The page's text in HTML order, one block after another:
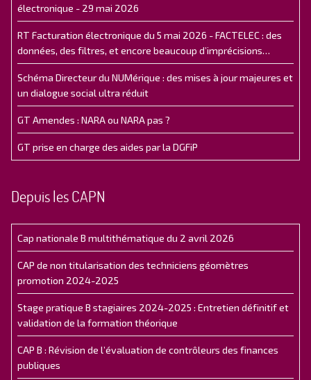
électronique - 29 mai 2026
RT Facturation électronique du 5 mai 2026 - FACTELEC : des
données, des filtres, et encore beaucoup d’imprécisions…
Schéma Directeur du NUMérique : des mises à jour majeures et
un dialogue social ultra réduit
GT Amendes : NARA ou NARA pas ?
GT prise en charge des aides par la DGFiP
Depuis les CAPN
Cap nationale B multithématique du 2 avril 2026
CAP de non titularisation des techniciens géomètres
promotion 2024-2025
Stage pratique B stagiaires 2024-2025 : Entretien définitif et
validation de la formation théorique
CAP B : Révision de l’évaluation de contrôleurs des finances
publiques